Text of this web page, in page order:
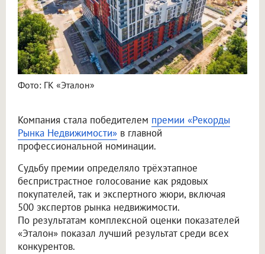
Фото: ГК «Эталон»
Компания стала победителем премии «Рекорды
Рынка Недвижимости» в главной
профессиональной номинации.
Судьбу премии определяло трёхэтапное
беспристрастное голосование как рядовых
покупателей, так и экспертного жюри, включая
500 экспертов рынка недвижимости.
По результатам комплексной оценки показателей
«Эталон» показал лучший результат среди всех
конкурентов.